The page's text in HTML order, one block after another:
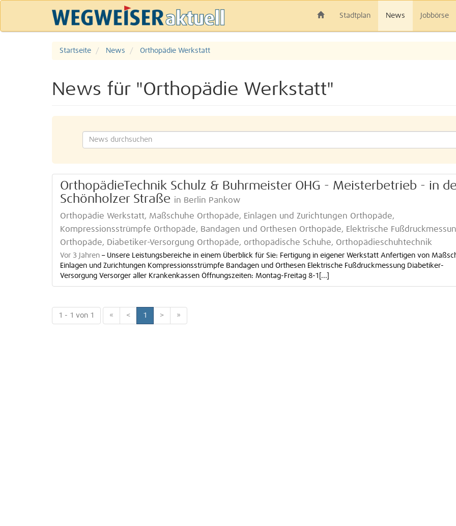
Stadtplan News Jobbörse
Startseite News Orthopädie Werkstatt
News für "Orthopädie Werkstatt"
OrthopädieTechnik Schulz & Buhrmeister OHG - Meisterbetrieb - in
Schönholzer Straße in Berlin Pankow
Orthopädie Werkstatt, Maßschuhe Orthopäde, Einlagen und Zurichtungen Orthopäde,
Kompressionsstrümpfe Orthopäde, Bandagen und Orthesen Orthopäde, Elektrische
Orthopäde, Diabetiker-Versorgung Orthopäde, orthopädische Schuhe, Orthopädieschuhtechnik
Vor 3 Jahren – Unsere Leistungsbereiche in einem Überblick für Sie: Fertigung in eigener Werkstatt Anfertigen von
Einlagen und Zurichtungen Kompressionsstrümpfe Bandagen und Orthesen Elektrische Fußdruckmessung Diabetiker-
Versorgung Versorger aller Krankenkassen Öffnungszeiten: Montag-Freitag 8-1[...]
1 - 1 von 1 « < 1 > »